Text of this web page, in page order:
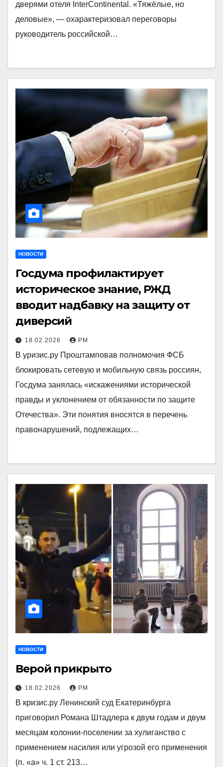
дверями отеля InterContinental. «Тяжёлые, но
деловые», — охарактеризовал переговоры
руководитель российской…
НОВОСТИ
Госдума профилактирует
историческое знание, РЖД
вводит надбавку на защиту от
диверсий
18.02.2026 РМ
В уризис.ру Проштамповав полномочия ФСБ
блокировать сетевую и мобильную связь россиян,
Госдума занялась «искажениями исторической
правды и уклонением от обязанности по защите
Отечества». Эти понятия вносятся в перечень
правонарушений, подлежащих…
НОВОСТИ
Верой прикрыто
18.02.2026 РМ
В кризис.ру Ленинский суд Екатеринбурга
приговорил Романа Штадлера к двум годам и двум
месяцам колонии-поселении за хулиганство с
применением насилия или угрозой его применения
(п. «а» ч. 1 ст. 213…